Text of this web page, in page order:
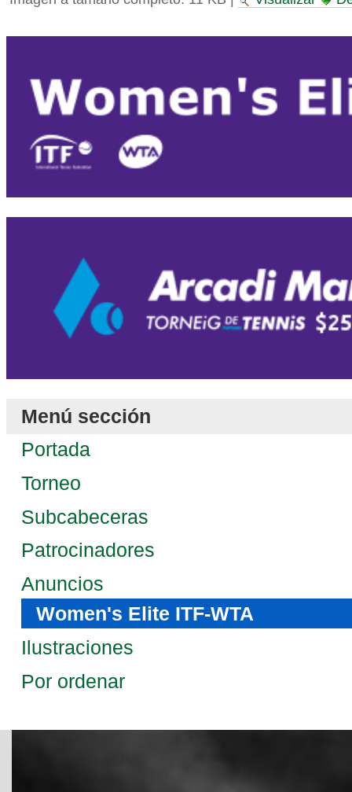
Menú sección
Portada
Torneo
Subcabeceras
Patrocinadores
Anuncios
Women's Elite ITF-WTA
Ilustraciones
Por ordenar